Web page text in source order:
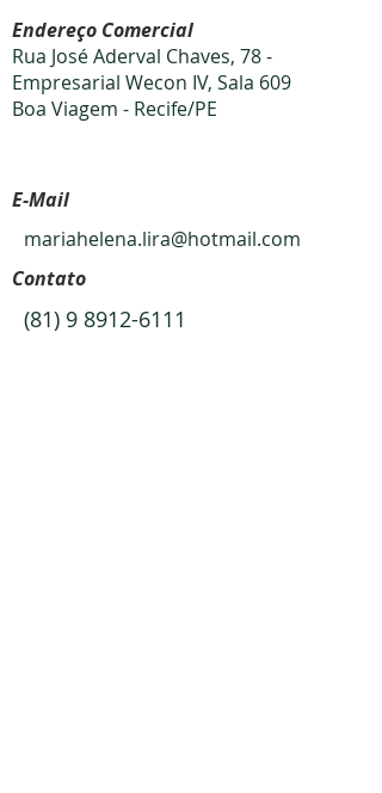
Endereço Comercial
Rua José Aderval Chaves, 78 -
Empresarial Wecon IV, Sala 609
Boa Viagem - Recife/PE
E-Mail
mariahelena.lira@hotmail.com
Contato
(81) 9 8912-6111